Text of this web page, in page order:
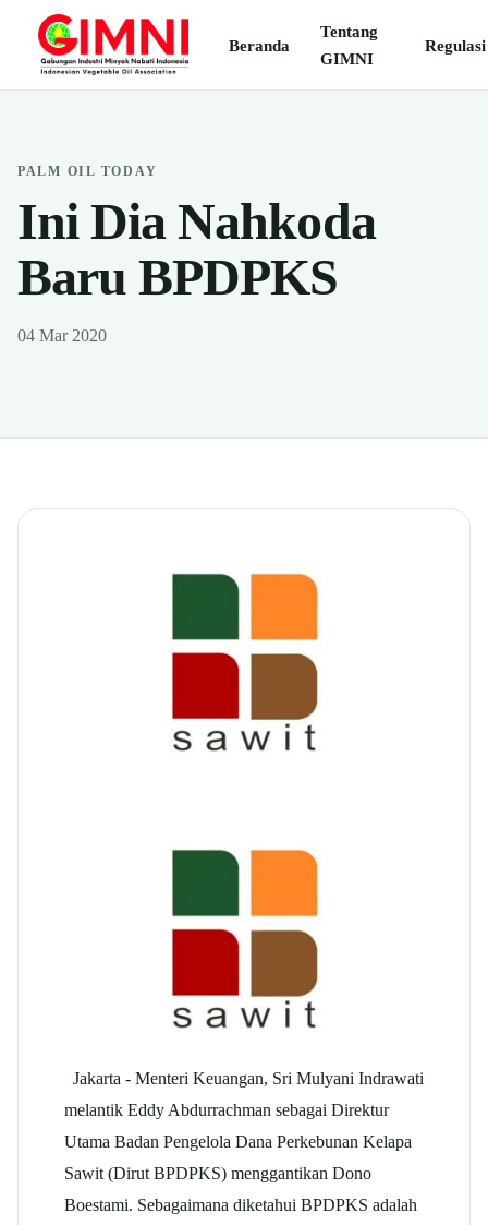
Beranda
Tentang
GIMNI
Regulasi
PALM OIL TODAY
Ini Dia Nahkoda
Baru BPDPKS
04 Mar 2020
Jakarta - Menteri Keuangan, Sri Mulyani Indrawati
melantik Eddy Abdurrachman sebagai Direktur
Utama Badan Pengelola Dana Perkebunan Kelapa
Sawit (Dirut BPDPKS) menggantikan Dono
Boestami. Sebagaimana diketahui BPDPKS adalah